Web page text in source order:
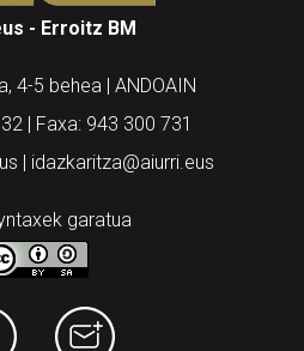
- Erroitz BM
4-5 behea | ANDOAIN
| Faxa: 943 300 731
| idazkaritza@aiurri.eus
garatua